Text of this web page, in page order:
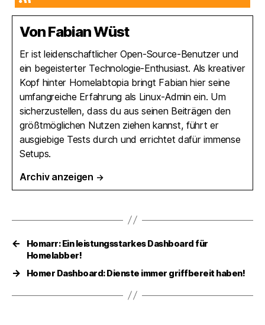
RSS-feed
Von Fabian Wüst
Er ist leidenschaftlicher Open-Source-Benutzer und
ein begeisterter Technologie-Enthusiast. Als kreativer
Kopf hinter Homelabtopia bringt Fabian hier seine
umfangreiche Erfahrung als Linux-Admin ein. Um
sicherzustellen, dass du aus seinen Beiträgen den
größtmöglichen Nutzen ziehen kannst, führt er
ausgiebige Tests durch und errichtet dafür immense
Setups.
Archiv anzeigen →
←
Homarr: Ein leistungsstarkes Dashboard für
Homelabber!
→ Homer Dashboard: Dienste immer griffbereit haben!